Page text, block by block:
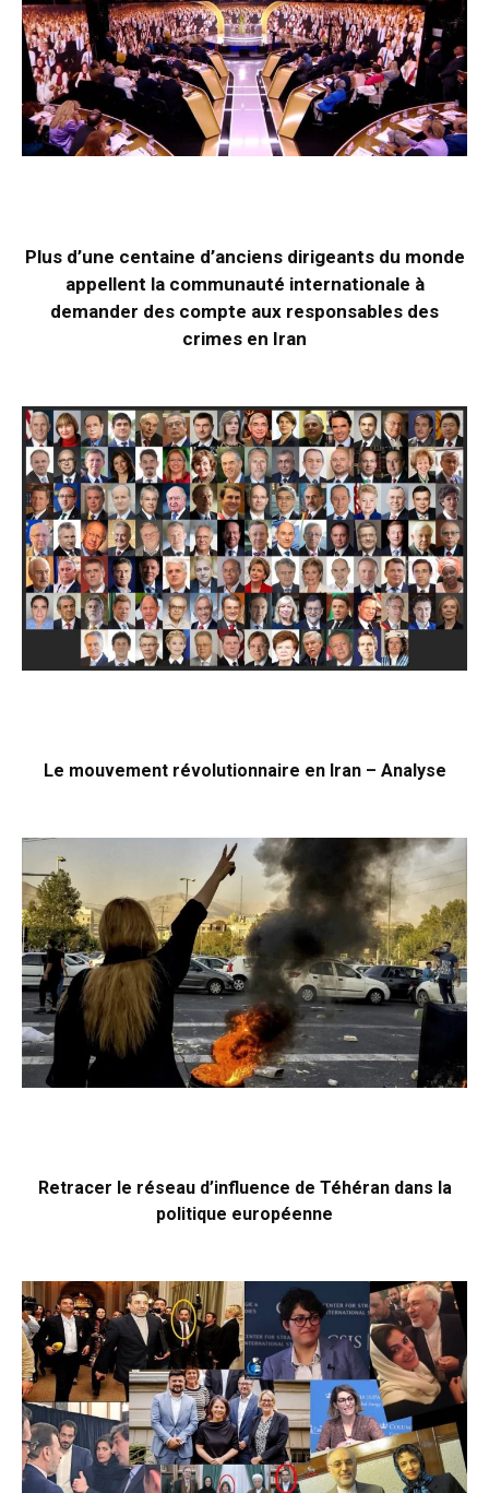
Plus d’une centaine d’anciens dirigeants du monde
appellent la communauté internationale à
demander des compte aux responsables des
crimes en Iran
Le mouvement révolutionnaire en Iran – Analyse
Retracer le réseau d’influence de Téhéran dans la
politique européenne